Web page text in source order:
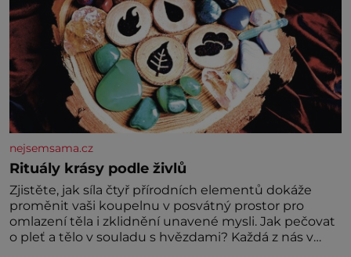
nejsemsama.cz
Rituály krásy podle živlů
Zjistěte, jak síla čtyř přírodních elementů dokáže
proměnit vaši koupelnu v posvátný prostor pro
omlazení těla i zklidnění unavené mysli. Jak pečovat
o pleť a tělo v souladu s hvězdami? Každá z nás v